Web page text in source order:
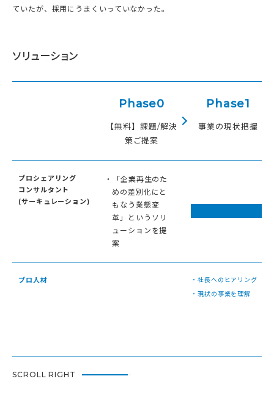
ていたが、採用にうまくいっていなかった。
ソリューション
Phase0
【無料】課題/解決
策ご提案
Phase1
事業の現状把握
プロシェアリング
コンサルタント
(サーキュレーション)
・「企業再生のた
めの差別化にと
もなう業態変
革」というソリ
ューションを提
案
プロ人材
・社長へのヒアリング
・現状の事業を理解
SCROLL RIGHT